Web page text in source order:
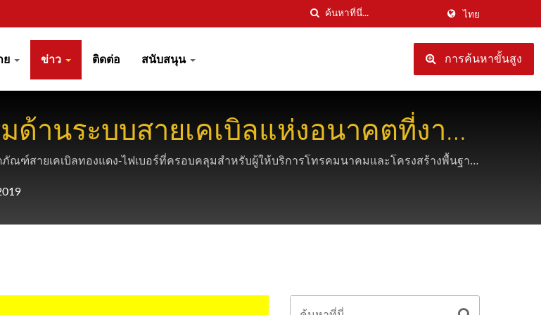
ไทย
ย ข่าว ติดต่อ สนับสนุน การค้นหาขั้นสูง
ด้านระบบสายเคเบิลแห่งอนาคตที่งาน
ณฑ์สายเคเบิลทองแดง-ไฟเบอร์ที่ครอบคลุมสำหรับผู้ให้บริการโทรคมนาคมและโครงสร้างพื้นฐาน